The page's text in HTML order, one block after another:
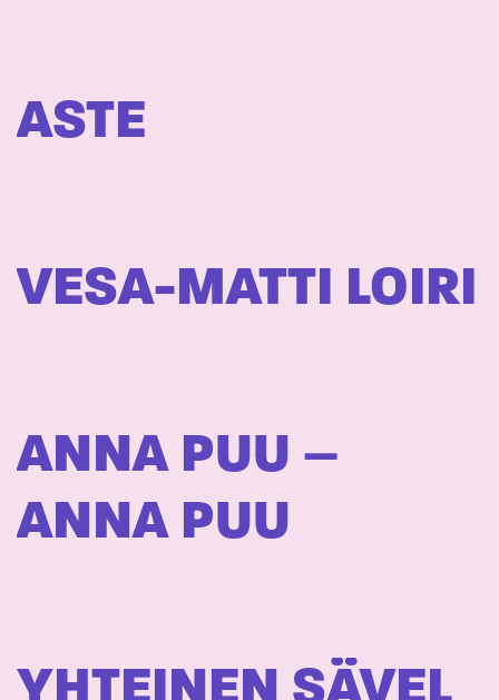
ASTE
VESA-MATTI LOIRI
ANNA PUU –
ANNA PUU